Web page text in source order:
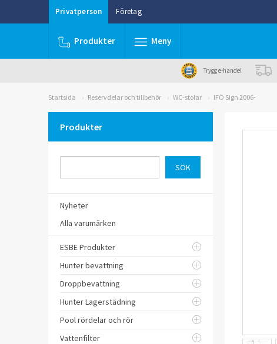
Privatperson Företag
Produkter Meny
Trygg e-handel
Startsida Reservdelar och tillbehör WC-stolar IFÖ Sign 2006-
Produkter
Nyheter
Alla varumärken
ESBE Produkter
Hunter bevattning
Droppbevattning
Hunter Lagerstädning
Pool rördelar och rör
Vattenfilter